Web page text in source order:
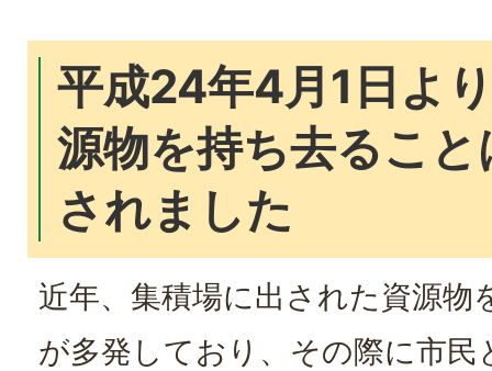
平成24年4月1日よ
源物を持ち去るこ
されました
近年、集積場に出された資源物
が多発しており、その際に市民